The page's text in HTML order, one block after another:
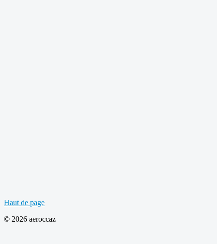
Haut de page
© 2026 aeroccaz